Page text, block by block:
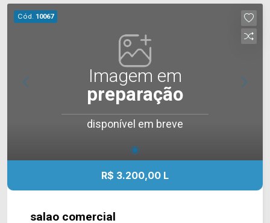
para eventos como casamentos, aniversários,
formaturas, confraternizações e celebrações
corporativas. O espaço oferece infraestrutura
completa com ambientes totalmente
climatizados, iluminação cênica e acessibilidade,
garantindo conforto e segurança para os
anfitriões e os convidados. > 07 banheiros, sendo
Lobo, Av. Bandeirantes, Rua Dom Pedro II, Av.
Brasil, Rua Washington Luis e Rua Rui Barbosa.
Estando de frente com a Danny Cosméticos, esta
Comendador Muller, pizzaria Edwiges, bancos,
Cód. 10067
Imagem em
preparação
disponível em breve
R$ 3.200,00 L
salao comercial